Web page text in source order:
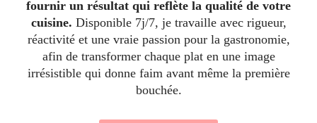
fournir un résultat qui reflète la qualité de votre
cuisine. Disponible 7j/7, je travaille avec rigueur,
réactivité et une vraie passion pour la gastronomie,
afin de transformer chaque plat en une image
irrésistible qui donne faim avant même la première
bouchée.